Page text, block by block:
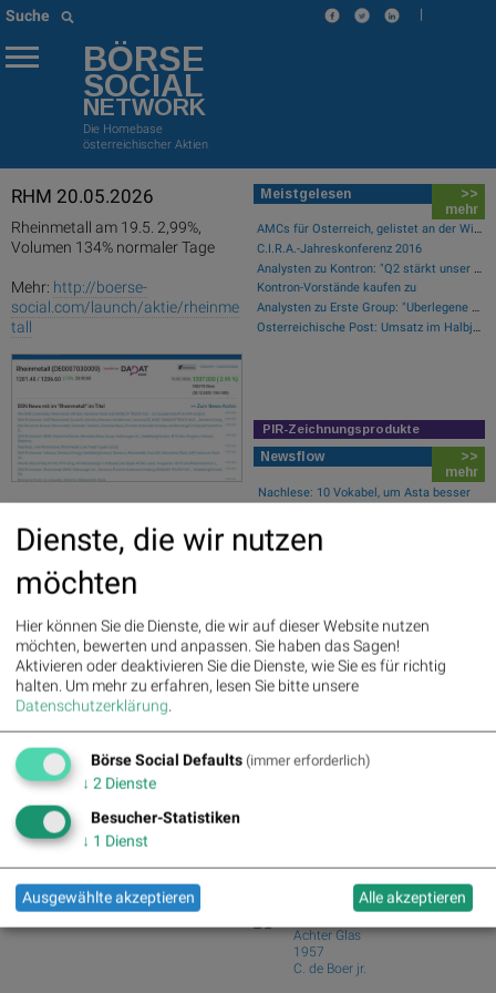
Suche |
BÖRSE
SOCIAL
NETWORK
Die Homebase
österreichischer Aktien
RHM 20.05.2026
Rheinmetall am 19.5. 2,99%,
Volumen 134% normaler Tage
Mehr: http://boerse-
social.com/launch/aktie/rheinme
tall
Continental, Rheinmetall,
Infineon, Hannover Rück und
DAIMLER TRUCK HLD... für
Gesprächsstoff im DAX sorgten
Palfinger : 1.32%» Details
voestalpine : 0.23%» Details
CA Immo : 0.21%» Details
Uniqa : 0.05%» Details
DO&CO : 0.00%» Details
Erste Group : -1.19%» Details
Bawag : -1.34%
Strabag : -1.56%» Details
AT&S : -2.23%» Details
Österreichische Post : -4.48%
Details
Meistgelesen
>>
mehr
AMCs für Österreich, gelistet an der Wiener Börse
C.I.R.A.-Jahreskonferenz 2016
Analysten zu Kontron: "Q2 stärkt unser Vertrauen in die verbesserte operative Qualität"
Kontron-Vorstände kaufen zu
Analysten zu Erste Group: "Überlegene Marktpositionierung nicht im Bewertungsniveau reflektiert"
Österreichische Post: Umsatz im Halbjahr gestiegen, Ergebnis rückläufig
PIR-Zeichnungsprodukte
Newsflow
>>
mehr
Nachlese: 10 Vokabel, um Asta besser
#gabb Volumensradar: Bajaj Mobility,
ATX charttechnisch: Kaufsignale bei
beinahe allen...
Fazits zu AT&S, Kontron, Post ...
Kontron-CEO kauft noch mehr Aktien
Börse Social Club Board
>>
Books
2025
Achter Glas
1957
C. de Boer jr.
Dienste, die wir nutzen
möchten
Hier können Sie die Dienste, die wir auf dieser Website nutzen
möchten, bewerten und anpassen. Sie haben das Sagen!
Aktivieren oder deaktivieren Sie die Dienste, wie Sie es für richtig
halten. Um mehr zu erfahren, lesen Sie bitte unsere
Datenschutzerklärung.
Börse Social Defaults (immer erforderlich)
↓ 2 Dienste
Besucher-Statistiken
↓ 1 Dienst
Ausgewählte akzeptieren Alle akzeptieren